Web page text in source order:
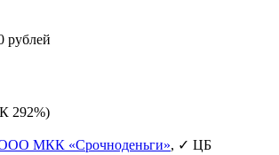
рублей
292%)
МКК «Срочноденьги», ✓ ЦБ